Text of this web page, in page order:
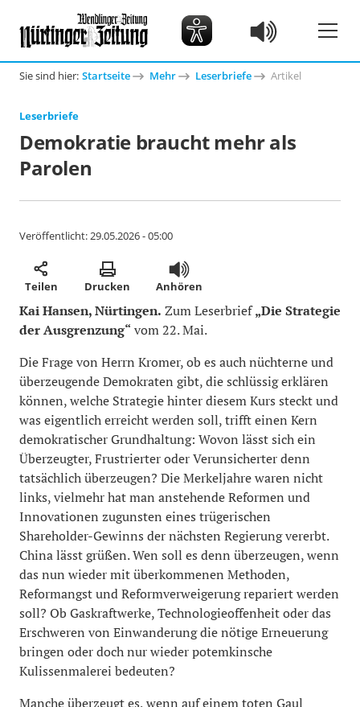
Sie sind hier: Startseite Mehr Leserbriefe Artikel
Leserbriefe
Demokratie braucht mehr als
Parolen
Veröffentlicht:29.05.2026 - 05:00
Teilen Drucken Anhören
Kai Hansen, Nürtingen. Zum Leserbrief„Die Strategie
der Ausgrenzung“ vom 22. Mai.
Die Frage von Herrn Kromer, ob es auch nüchterne und
überzeugende Demokraten gibt, die schlüssig erklären
können, welche Strategie hinter diesem Kurs steckt und
was eigentlich erreicht werden soll, trifft einen Kern
demokratischer Grundhaltung: Wovon lässt sich ein
Überzeugter, Frustrierter oder Verunsicherter denn
tatsächlich überzeugen? Die Merkeljahre waren nicht
links, vielmehr hat man anstehende Reformen und
Innovationen zugunsten eines trügerischen
Shareholder-Gewinns der nächsten Regierung vererbt.
China lässt grüßen. Wen soll es denn überzeugen, wenn
das nun wieder mit überkommenen Methoden,
Reformangst und Reformverweigerung repariert werden
soll? Ob Gaskraftwerke, Technologieoffenheit oder das
Erschweren von Einwanderung die nötige Erneuerung
bringen oder doch nur wieder potemkinsche
Kulissenmalerei bedeuten?
Manche überzeugt es, wenn auf einem toten Gaul